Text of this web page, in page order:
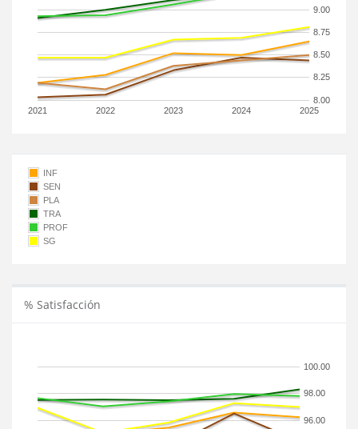
2021 2022 2023 2024 2025
8.00
8.25
8.50
8.75
9.00
INF
SEN
PLA
TRA
PROF
SG
% Satisfacción
96.00
98.00
100.00